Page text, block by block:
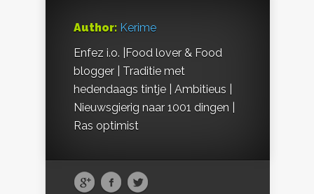
Author: Kerime
Enfez i.o. |Food lover & Food
blogger | Traditie met
hedendaags tintje | Ambitieus |
Nieuwsgierig naar 1001 dingen |
Ras optimist